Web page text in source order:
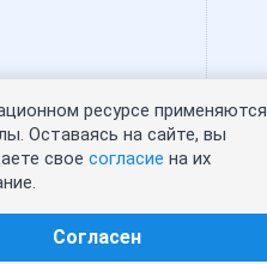
портрет - 0
пользователи
ресурсе применяются
Оставаясь на сайте, вы
свое согласие на их
Согласен